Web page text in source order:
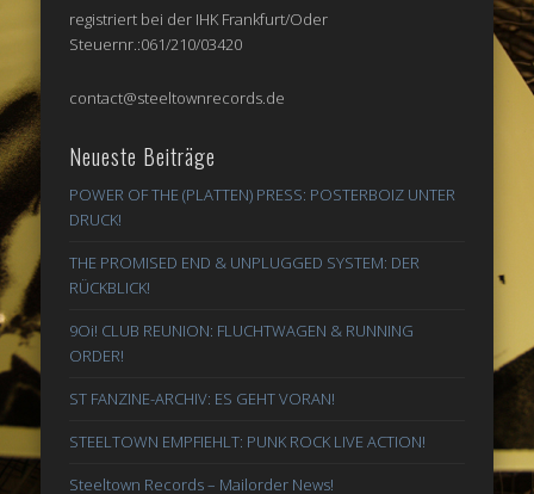
registriert bei der IHK Frankfurt/Oder
Steuernr.:061/210/03420
contact@steeltownrecords.de
Neueste Beiträge
POWER OF THE (PLATTEN) PRESS: POSTERBOIZ UNTER
DRUCK!
THE PROMISED END & UNPLUGGED SYSTEM: DER
RÜCKBLICK!
9Oi! CLUB REUNION: FLUCHTWAGEN & RUNNING
ORDER!
ST FANZINE-ARCHIV: ES GEHT VORAN!
STEELTOWN EMPFIEHLT: PUNK ROCK LIVE ACTION!
Steeltown Records – Mailorder News!